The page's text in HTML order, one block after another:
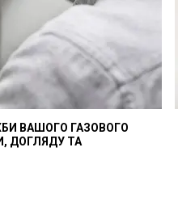
ВАШОГО ГАЗОВОГО
ДОГЛЯДУ ТА